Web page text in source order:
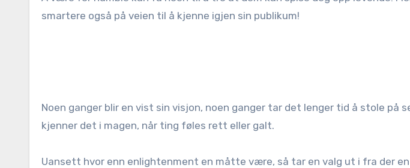
smartere også på veien til å kjenne igjen sin publikum!
Noen ganger blir en vist sin visjon, noen ganger tar det lenger tid å stole på
kjenner det i magen, når ting føles rett eller galt.
Uansett hvor enn enlightenment en måtte være, så tar en valg ut i fra der en